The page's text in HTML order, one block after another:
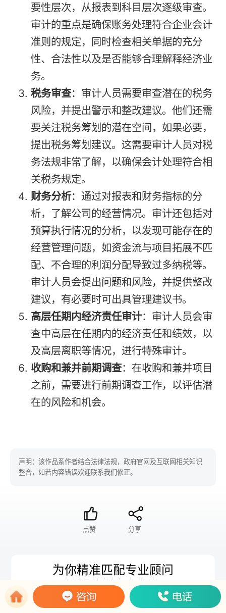
要性层次，从报表到科目层次逐级审查。
审计的重点是确保账务处理符合企业会计
准则的规定，同时检查相关单据的充分
性、合法性以及是否能够合理解释经济业
务。
税务审查：审计人员需要审查潜在的税务
风险，并提出警示和整改建议。他们还需
要关注税务筹划的潜在空间，如果必要，
提出税务筹划建议。这需要审计人员对税
务法规非常了解，以确保会计处理符合相
关税务规定。
财务分析：通过对报表和财务指标的分
析，了解公司的经营情况。审计还包括对
预算执行情况的分析，以发现可能存在的
经营管理问题，如资金流与项目拓展不匹
配、不合理的利润分配导致过多纳税等。
审计人员会提出问题和风险，并提供整改
建议，有必要时可出具管理建议书。
高层任期内经济责任审计：审计人员会审
查中高层在任期内的经济责任和绩效，以
及高层离职等情况，进行特殊审计。
收购和兼并前期调查：在收购和兼并项目
之前，需要进行前期调查工作，以评估潜
在的风险和机会。
声明：该作品系作者结合法律法规，政府官网及互联网相关知识
整合，如若内容错误欢迎联系我们修正。
点赞 分享
为你精准匹配专业顾问
我想要